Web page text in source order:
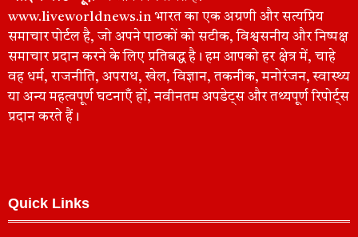
www.liveworldnews.in भारत का एक अग्रणी और सत्यप्रिय
समाचार पोर्टल है, जो अपने पाठकों को सटीक, विश्वसनीय और निष्पक्ष
समाचार प्रदान करने के लिए प्रतिबद्ध है। हम आपको हर क्षेत्र में, चाहे
वह धर्म, राजनीति, अपराध, खेल, विज्ञान, तकनीक, मनोरंजन, स्वास्थ्य
या अन्य महत्वपूर्ण घटनाएँ हों, नवीनतम अपडेट्स और तथ्यपूर्ण रिपोर्ट्स
प्रदान करते हैं।
Quick Links